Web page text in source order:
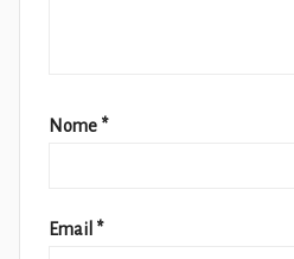
Nome *
Email *